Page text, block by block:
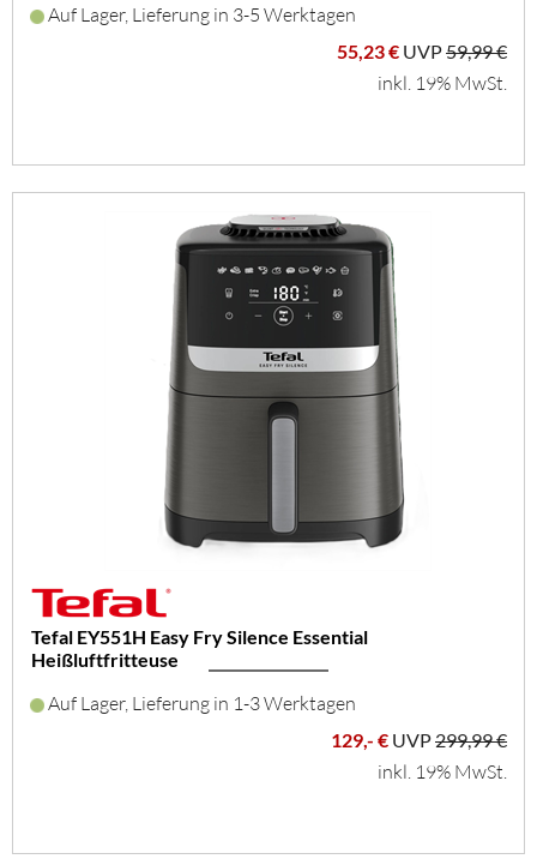
Auf Lager, Lieferung in 3-5 Werktagen
55,23 € UVP59,99 €
inkl. 19% MwSt.
Tefal EY551H Easy Fry Silence Essential
Heißluftfritteuse
Auf Lager, Lieferung in 1-3 Werktagen
129,- € UVP299,99 €
inkl. 19% MwSt.